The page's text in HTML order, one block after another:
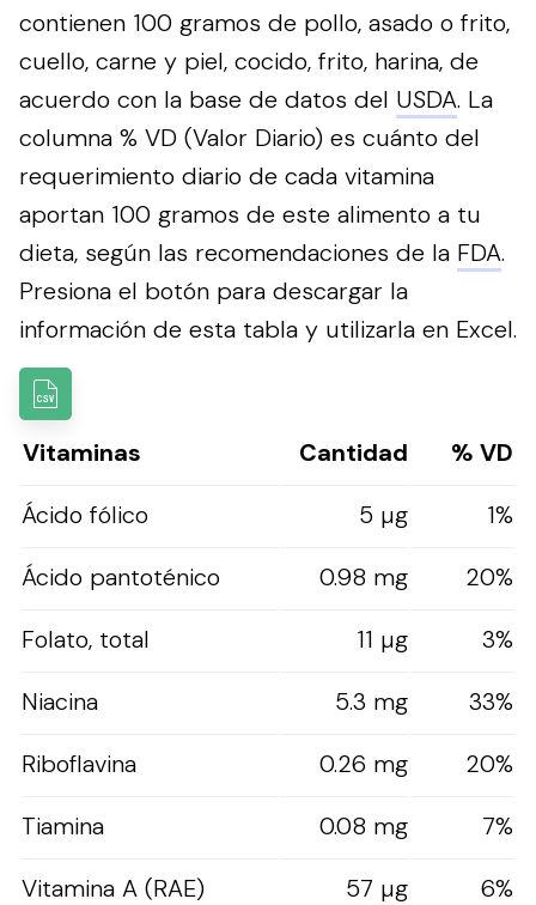
contienen 100 gramos de pollo, asado o frito,
cuello, carne y piel, cocido, frito, harina, de
acuerdo con la base de datos del USDA. La
columna % VD (Valor Diario) es cuánto del
requerimiento diario de cada vitamina
aportan 100 gramos de este alimento a tu
dieta, según las recomendaciones de la FDA.
Presiona el botón para descargar la
información de esta tabla y utilizarla en Excel.
Vitaminas Cantidad
% VD
Ácido fólico
5 µg
1%
Ácido pantoténico
0.98 mg
20%
Folato, total
11 µg
3%
Niacina
5.3 mg
33%
Riboflavina
0.26 mg
20%
Tiamina
0.08 mg
7%
Vitamina A (RAE)
57 µg
6%